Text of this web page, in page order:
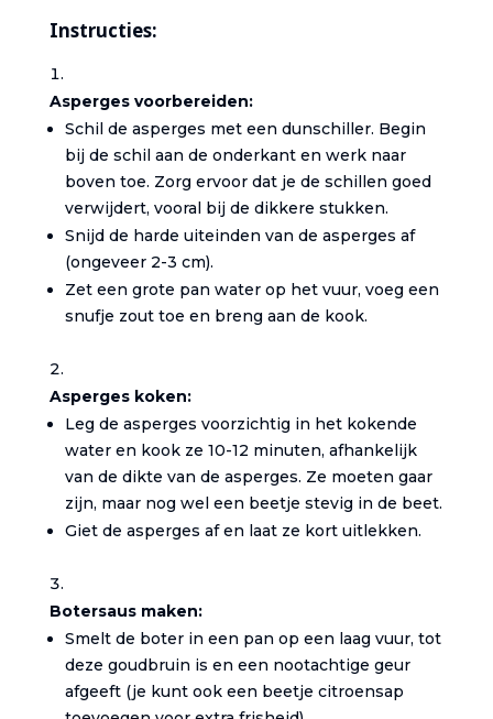
Instructies:
Asperges voorbereiden:
Schil de asperges met een dunschiller. Begin
bij de schil aan de onderkant en werk naar
boven toe. Zorg ervoor dat je de schillen goed
verwijdert, vooral bij de dikkere stukken.
Snijd de harde uiteinden van de asperges af
(ongeveer 2-3 cm).
Zet een grote pan water op het vuur, voeg een
snufje zout toe en breng aan de kook.
Asperges koken:
Leg de asperges voorzichtig in het kokende
water en kook ze 10-12 minuten, afhankelijk
van de dikte van de asperges. Ze moeten gaar
zijn, maar nog wel een beetje stevig in de beet.
Giet de asperges af en laat ze kort uitlekken.
Botersaus maken:
Smelt de boter in een pan op een laag vuur, tot
deze goudbruin is en een nootachtige geur
afgeeft (je kunt ook een beetje citroensap